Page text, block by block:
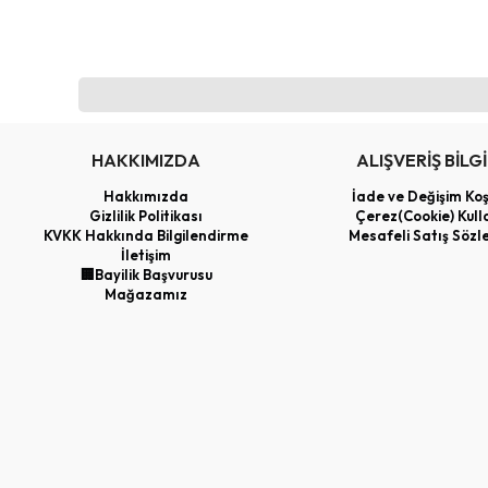
HAKKIMIZDA
Hakkımızda
Gizlilik Politikası
KVKK Hakkında Bilgilendirme
İletişim
🏢Bayilik Başvurusu
Mağazamız
ALIŞVERİŞ
İade ve Değişim
Çerez(Cookie)
Mesafeli Satış